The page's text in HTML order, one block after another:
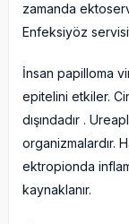
zamanda
Enfeksiyöz
İnsan papilloma
epitelini etkiler.
dışındadır .
organizmalardır.
ektropionda
kaynaklanır.